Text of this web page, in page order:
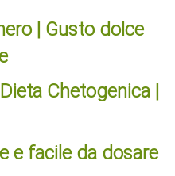
| Gusto dolce
Chetogenica |
e facile da dosare